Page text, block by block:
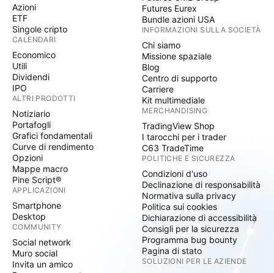
Azioni
ETF
Singole cripto
CALENDARI
Economico
Utili
Dividendi
IPO
ALTRI PRODOTTI
Notiziario
Portafogli
Grafici fondamentali
Curve di rendimento
Opzioni
Mappe macro
Pine Script®
APPLICAZIONI
Smartphone
Desktop
COMMUNITY
Social network
Muro social
Invita un amico
Futures Eurex
Bundle azioni USA
INFORMAZIONI SULLA SOCIETÀ
Chi siamo
Missione spaziale
Blog
Centro di supporto
Carriere
Kit multimediale
MERCHANDISING
TradingView Shop
I tarocchi per i trader
C63 TradeTime
POLITICHE E SICUREZZA
Condizioni d'uso
Declinazione di responsabilità
Normativa sulla privacy
Politica sui cookies
Dichiarazione di accessibilità
Consigli per la sicurezza
Programma bug bounty
Pagina di stato
SOLUZIONI PER LE AZIENDE